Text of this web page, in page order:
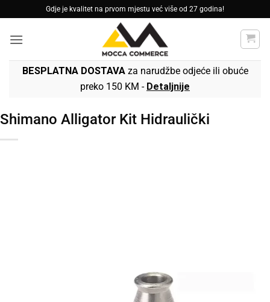
to
content
Gdje je kvalitet na prvom mjestu već više od 27 godina!
BESPLATNA DOSTAVAza narudžbe odjeće ili obuće
preko 150 KM - Detaljnije
Shimano Alligator Kit Hidraulički